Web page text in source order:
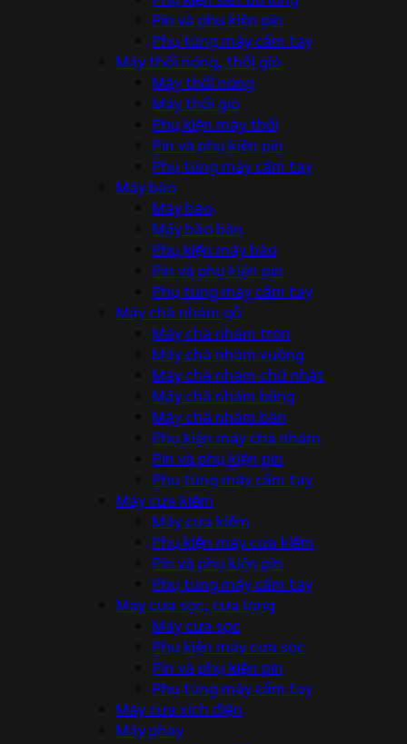
Pin và phụ kiện pin
Phụ tùng máy cầm tay
Máy thổi nóng, thổi gió
Máy thổi nóng
Máy thổi gió
Phụ kiện máy thổi
Pin và phụ kiện pin
Phụ tùng máy cầm tay
Máy bào
Máy bào
Máy bào bàn
Phụ kiện máy bào
Pin và phụ kiện pin
Phụ tùng máy cầm tay
Máy chà nhám gỗ
Máy chà nhám tròn
Máy chà nhám vuông
Máy chà nhám chữ nhật
Máy chà nhám băng
Máy chà nhám bàn
Phụ kiện máy chà nhám
Pin và phụ kiện pin
Phụ tùng máy cầm tay
Máy cưa kiếm
Máy cưa kiếm
Phụ kiện máy cưa kiếm
Pin và phụ kiện pin
Phụ tùng máy cầm tay
Máy cưa sọc, cưa lọng
Máy cưa sọc
Phụ kiện máy cưa sọc
Pin và phụ kiện pin
Phụ tùng máy cầm tay
Máy cưa xích điện
Máy phay